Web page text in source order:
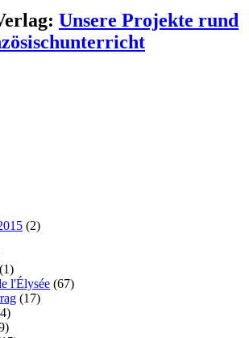
Unsere Projekte rund
(2)
(1)
l'Élysée (67)
(17)